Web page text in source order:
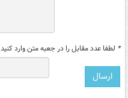
* لطفا عدد مقابل را در جعبه متن وارد کنید